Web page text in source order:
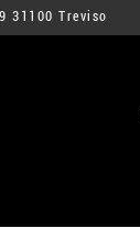
31100 Treviso